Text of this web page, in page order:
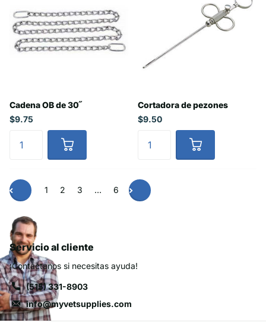
Cadena OB de 30˝
$9.75
Cortadora de pezones
$9.50
1 2 3 … 6
Servicio al cliente
¡Contáctanos si necesitas ayuda!
(515) 331-8903
info@myvetsupplies.com